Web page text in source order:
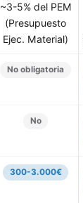
~3-5% del PEM
(Presupuesto
Ejec. Material)
No obligatoria
No
300-3.000€